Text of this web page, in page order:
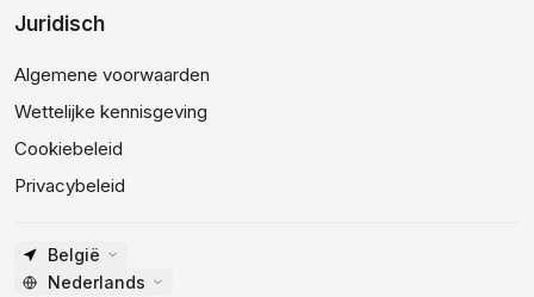
Juridisch
Algemene voorwaarden
Wettelijke kennisgeving
Cookiebeleid
Privacybeleid
België
Nederlands